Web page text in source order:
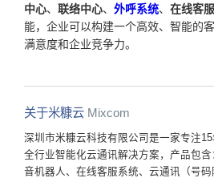
中心、 联络中心、 外呼系统、 在线客服
能，企业可以构建一个高效、智能的
满意度和企业竞争力。
关于米糠云 Mixcom
深圳市米糠云科技有限公司是一家专注
全行业智能化云通讯解决方案，产品包
音机器人、在线客服系统、云通讯（号